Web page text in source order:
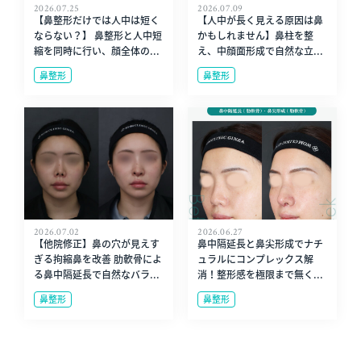
2026.07.25
【鼻整形だけでは人中は短く
ならない？】 鼻整形と人中短
縮を同時に行い、顔全体の...
鼻整形
2026.07.09
【人中が長く見える原因は鼻
かもしれません】鼻柱を整
え、中顔面形成で自然な立...
鼻整形
2026.07.02
【他院修正】鼻の穴が見えす
ぎる拘縮鼻を改善 肋軟骨によ
る鼻中隔延長で自然なバラ...
鼻整形
2026.06.27
鼻中隔延長と鼻尖形成でナチ
ュラルにコンプレックス解
消！整形感を極限まで無く...
鼻整形